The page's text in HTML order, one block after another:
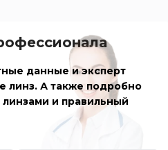
данные и эксперт
линз. А также подробно
линзами и правильный